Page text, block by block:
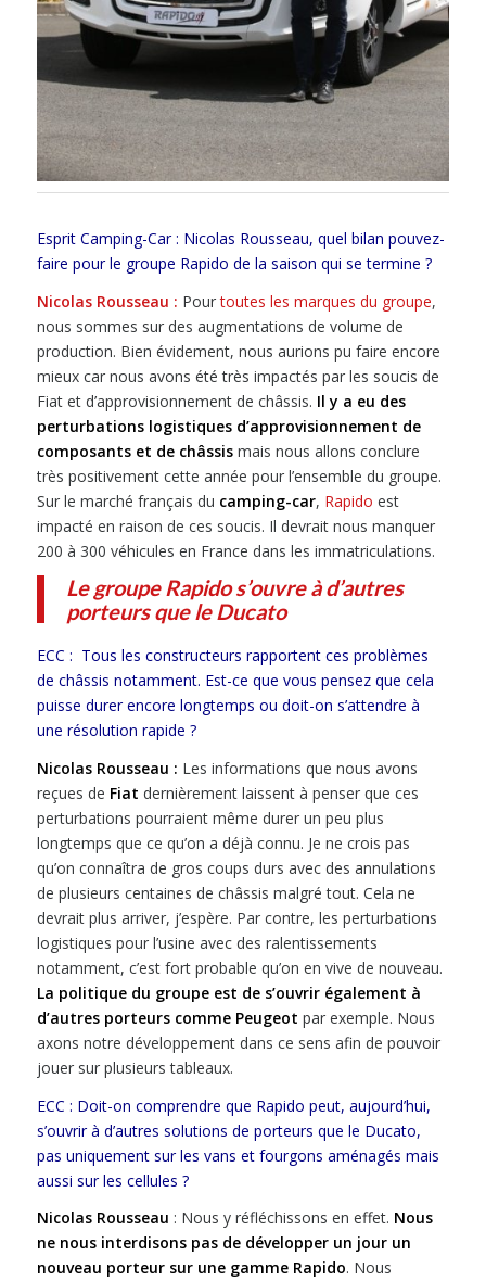
Esprit Camping-Car : Nicolas Rousseau, quel bilan pouvez-
faire pour le groupe Rapido de la saison qui se termine ?
Nicolas Rousseau : Pourtoutes les marques du groupe,
nous sommes sur des augmentations de volume de
production. Bien évidement, nous aurions pu faire encore
mieux car nous avons été très impactés par les soucis de
Fiat et d’approvisionnement de châssis. Il y a eu des
perturbations logistiques d’approvisionnement de
composants et de châssismais nous allons conclure
très positivement cette année pour l’ensemble du groupe.
Sur le marché français du camping-car, Rapido est
impacté en raison de ces soucis. Il devrait nous manquer
200 à 300 véhicules en France dans les immatriculations.
Le groupe Rapido s’ouvre à d’autres
porteurs que le Ducato
ECC : Tous les constructeurs rapportent ces problèmes
de châssis notamment. Est-ce que vous pensez que cela
puisse durer encore longtemps ou doit-on s’attendre à
une résolution rapide ?
Nicolas Rousseau : Les informations que nous avons
reçues de Fiat dernièrement laissent à penser que ces
perturbations pourraient même durer un peu plus
longtemps que ce qu’on a déjà connu. Je ne crois pas
qu’on connaîtra de gros coups durs avec des annulations
de plusieurs centaines de châssis malgré tout. Cela ne
devrait plus arriver, j’espère. Par contre, les perturbations
logistiques pour l’usine avec des ralentissements
notamment, c’est fort probable qu’on en vive de nouveau.
La politique du groupe est de s’ouvrir également à
d’autres porteurs comme Peugeot par exemple. Nous
axons notre développement dans ce sens afin de pouvoir
jouer sur plusieurs tableaux.
ECC : Doit-on comprendre que Rapido peut, aujourd’hui,
s’ouvrir à d’autres solutions de porteurs que le Ducato,
pas uniquement sur les vans et fourgons aménagés mais
aussi sur les cellules ?
Nicolas Rousseau : Nous y réfléchissons en effet. Nous
ne nous interdisons pas de développer un jour un
nouveau porteur sur une gamme Rapido. Nous